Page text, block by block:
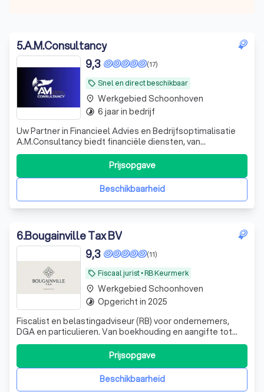
5.A.M.Consultancy
local_offer Snel en direct beschikbaar
(17)
9,3
Uw Partner in Financieel Advies en Bedrijfsoptimalisatie
A.M.Consultancy biedt financiële diensten, van
boekhouding tot belastingoptimalisatie, met expertise in
financiële processen en ondersteiuning.
Beschikbaarheid
Prijsopgave
place Werkgebied Schoonhoven
timelapse 6 jaar in bedrijf
6.Bougainville Tax BV
local_offer Fiscaal jurist • RB Keurmerk
(11)
9,3
Fiscalist en belastingadviseur (RB) voor ondernemers,
DGA en particulieren. Van boekhouding en aangifte tot
complexe internationale structuur: deskundig, persoonlijk
en betrokken, tegen vaste prijzen.
Beschikbaarheid
Prijsopgave
place Werkgebied Schoonhoven
timelapse Opgericht in 2025